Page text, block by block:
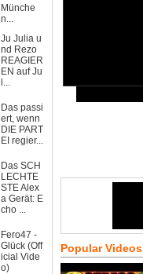
Münche
n...
Ju Julia u
nd Rezo
REAGIER
EN auf Ju
l...
Das passi
ert, wenn
DIE PART
EI regier...
Das SCH
LECHTE
STE Alex
a Gerät: E
cho ...
Fero47 -
Glück (Off
icial Vide
o)
Popular Videos